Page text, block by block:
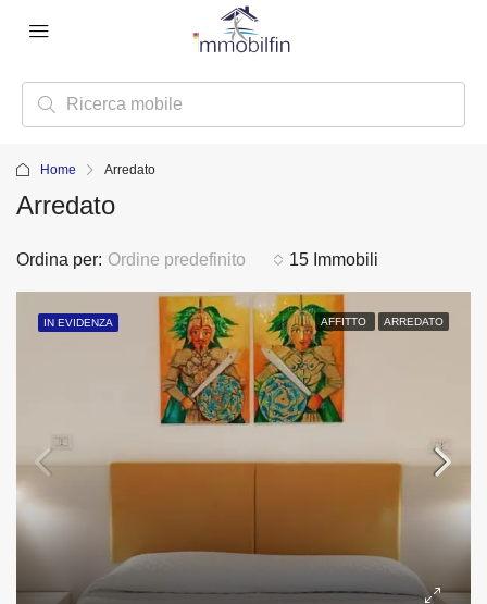
Home Arredato
Arredato
15 Immobili
Ordina per: Ordine predefinito
IN EVIDENZA AFFITTO ARREDATO